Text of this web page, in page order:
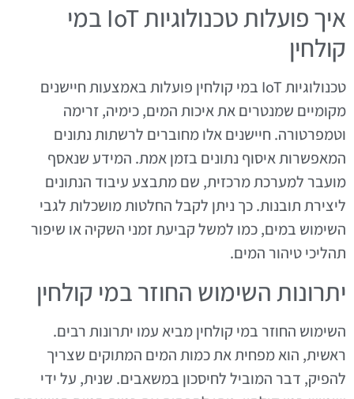
איך פועלות טכנולוגיות IoT במי
קולחין
טכנולוגיות IoT במי קולחין פועלות באמצעות חיישנים
מקומיים שמנטרים את איכות המים, כימיה, זרימה
וטמפרטורה. חיישנים אלו מחוברים לרשתות נתונים
המאפשרות איסוף נתונים בזמן אמת. המידע שנאסף
מועבר למערכת מרכזית, שם מתבצע עיבוד הנתונים
ליצירת תובנות. כך ניתן לקבל החלטות מושכלות לגבי
השימוש במים, כמו למשל קביעת זמני השקיה או שיפור
תהליכי טיהור המים.
יתרונות השימוש החוזר במי קולחין
השימוש החוזר במי קולחין מביא עמו יתרונות רבים.
ראשית, הוא מפחית את כמות המים המתוקים שצריך
להפיק, דבר המוביל לחיסכון במשאבים. שנית, על ידי